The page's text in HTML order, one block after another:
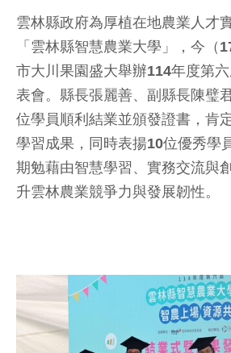
雲林縣政府為厚植在地農業人才
「雲林縣智慧農業大學」，今（
市大川果園盛大舉辦114年度第
表會。縣長張麗善、副縣長陳璧
位學員順利結業並頒發證書，肯
學習成果，同時表揚10位優秀學
期勉藉由智慧學習、實務交流與
升雲林農業競爭力與發展韌性。